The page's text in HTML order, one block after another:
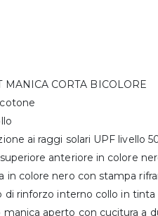
MANICA CORTA BICOLORE
ai raggi solari UPF livello
anteriore in colore
in colore nero con stampa
di rinforzo interno collo in tinta
manica aperto con cucitura a